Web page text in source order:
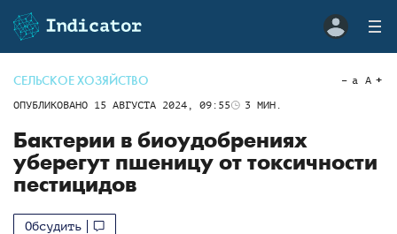
СЕЛЬСКОЕ ХОЗЯЙСТВО
ОПУБЛИКОВАНО 15 АВГУСТА 2024, 09:55 3 МИН.
a A
Бактерии в биоудобрениях
уберегут пшеницу от токсичности
пестицидов
Обсудить